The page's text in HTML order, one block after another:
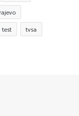
test tvsa